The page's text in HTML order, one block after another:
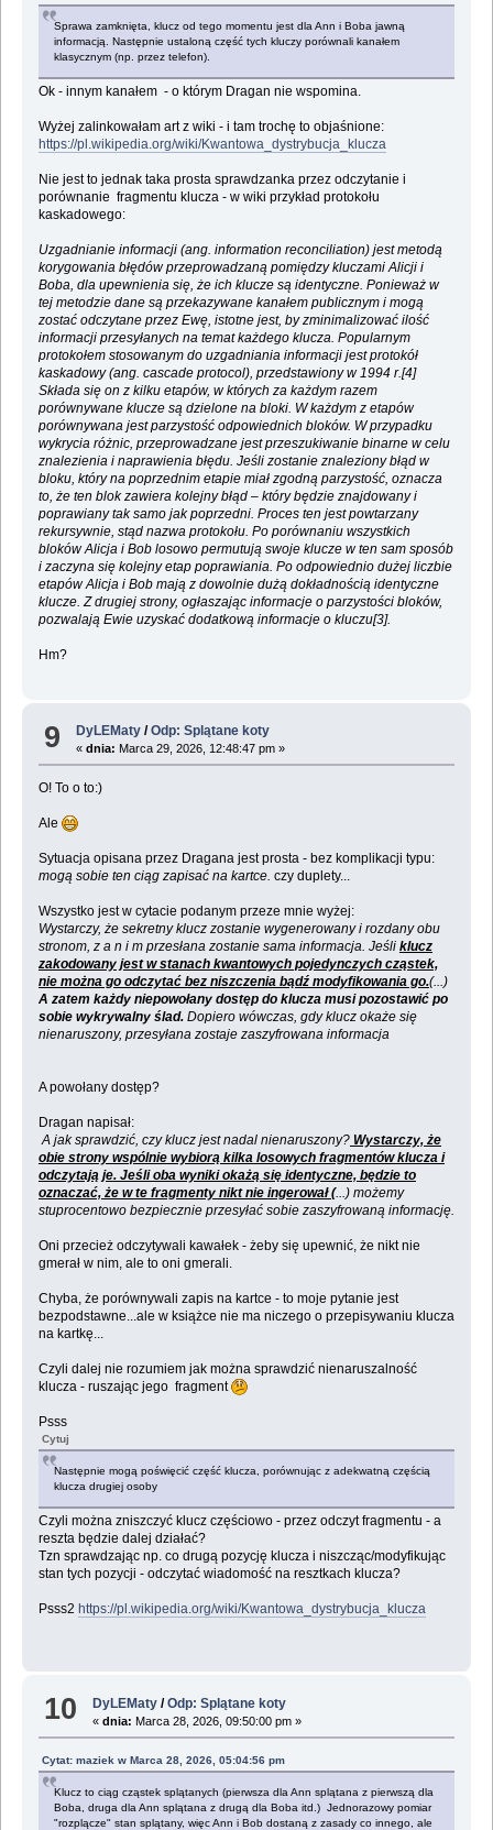
Sprawa zamknięta, klucz od tego momentu jest dla Ann i Boba jawną
informacją. Następnie ustaloną część tych kluczy porównali kanałem
klasycznym (np. przez telefon).
Ok - innym kanałem - o którym Dragan nie wspomina.
Wyżej zalinkowałam art z wiki - i tam trochę to objaśnione:
https://pl.wikipedia.org/wiki/Kwantowa_dystrybucja_klucza
Nie jest to jednak taka prosta sprawdzanka przez odczytanie i
porównanie fragmentu klucza - w wiki przykład protokołu
kaskadowego:
Uzgadnianie informacji (ang. information reconciliation) jest metodą
korygowania błędów przeprowadzaną pomiędzy kluczami Alicji i
Boba, dla upewnienia się, że ich klucze są identyczne. Ponieważ w
tej metodzie dane są przekazywane kanałem publicznym i mogą
zostać odczytane przez Ewę, istotne jest, by zminimalizować ilość
informacji przesyłanych na temat każdego klucza. Popularnym
protokołem stosowanym do uzgadniania informacji jest protokół
kaskadowy (ang. cascade protocol), przedstawiony w 1994 r.[4]
Składa się on z kilku etapów, w których za każdym razem
porównywane klucze są dzielone na bloki. W każdym z etapów
porównywana jest parzystość odpowiednich bloków. W przypadku
wykrycia różnic, przeprowadzane jest przeszukiwanie binarne w celu
znalezienia i naprawienia błędu. Jeśli zostanie znaleziony błąd w
bloku, który na poprzednim etapie miał zgodną parzystość, oznacza
to, że ten blok zawiera kolejny błąd – który będzie znajdowany i
poprawiany tak samo jak poprzedni. Proces ten jest powtarzany
rekursywnie, stąd nazwa protokołu. Po porównaniu wszystkich
bloków Alicja i Bob losowo permutują swoje klucze w ten sam sposób
i zaczyna się kolejny etap poprawiania. Po odpowiednio dużej liczbie
etapów Alicja i Bob mają z dowolnie dużą dokładnością identyczne
klucze. Z drugiej strony, ogłaszając informacje o parzystości bloków,
pozwalają Ewie uzyskać dodatkową informacje o kluczu[3].
Hm?
9 DyLEMaty /Odp: Splątane koty
«dnia: Marca 29, 2026, 12:48:47 pm »
O! To o to:)
Ale
Sytuacja opisana przez Dragana jest prosta - bez komplikacji typu:
mogą sobie ten ciąg zapisać na kartce. czy duplety...
Wszystko jest w cytacie podanym przeze mnie wyżej:
Wystarczy, że sekretny klucz zostanie wygenerowany i rozdany obu
stronom, z a n i m przesłana zostanie sama informacja. Jeśli klucz
zakodowany jest w stanach kwantowych pojedynczych cząstek,
nie można go odczytać bez niszczenia bądź modyfikowania go.(...)
A zatem każdy niepowołany dostęp do klucza musi pozostawić po
sobie wykrywalny ślad.Dopiero wówczas, gdy klucz okaże się
nienaruszony, przesyłana zostaje zaszyfrowana informacja
A powołany dostęp?
Dragan napisał:
A jak sprawdzić, czy klucz jest nadal nienaruszony?Wystarczy, że
obie strony wspólnie wybiorą kilka losowych fragmentów klucza i
odczytają je. Jeśli oba wyniki okażą się identyczne, będzie to
oznaczać, że w te fragmenty nikt nie ingerował (...) możemy
stuprocentowo bezpiecznie przesyłać sobie zaszyfrowaną informację.
Oni przecież odczytywali kawałek - żeby się upewnić, że nikt nie
gmerał w nim, ale to oni gmerali.
Chyba, że porównywali zapis na kartce - to moje pytanie jest
bezpodstawne...ale w książce nie ma niczego o przepisywaniu klucza
na kartkę...
Czyli dalej nie rozumiem jak można sprawdzić nienaruszalność
klucza - ruszając jego fragment
Psss
Cytuj
Następnie mogą poświęcić część klucza, porównując z adekwatną częścią
klucza drugiej osoby
Czyli można zniszczyć klucz częściowo - przez odczyt fragmentu - a
reszta będzie dalej działać?
Tzn sprawdzając np. co drugą pozycję klucza i niszcząc/modyfikując
stan tych pozycji - odczytać wiadomość na resztkach klucza?
Psss2 https://pl.wikipedia.org/wiki/Kwantowa_dystrybucja_klucza
10 DyLEMaty /Odp: Splątane koty
«dnia: Marca 28, 2026, 09:50:00 pm »
Cytat: maziek w Marca 28, 2026, 05:04:56 pm
Klucz to ciąg cząstek splątanych (pierwsza dla Ann splątana z pierwszą dla
Boba, druga dla Ann splątana z drugą dla Boba itd.) Jednorazowy pomiar
"rozplącze" stan splątany, więc Ann i Bob dostaną z zasady co innego, ale